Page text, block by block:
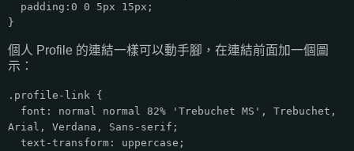
padding:0 0 5px 15px;
}
個人 Profile 的連結一樣可以動手腳，在連結前面加一個圖
示：
.profile-link {
font: normal normal 82% 'Trebuchet MS', Trebuchet,
Arial, Verdana, Sans-serif;
text-transform: uppercase;